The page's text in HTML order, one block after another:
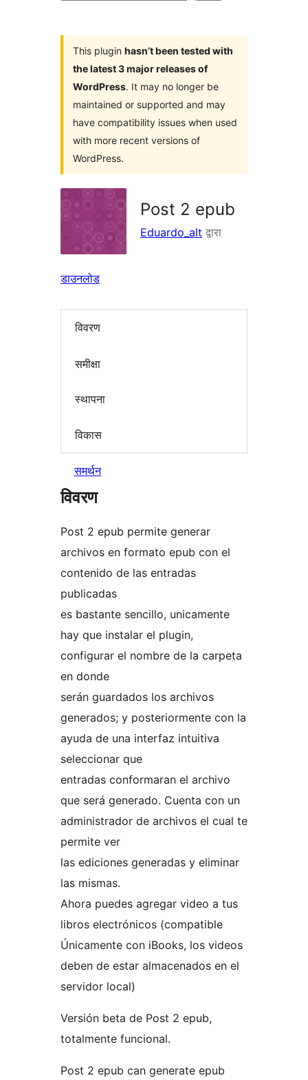
This plugin hasn’t been tested with
the latest 3 major releases of
WordPress. It may no longer be
maintained or supported and may
have compatibility issues when used
with more recent versions of
WordPress.
Post 2 epub
Eduardo_alt द्वारा
डाउनलोड
विवरण
समीक्षा
स्थापना
विकास
समर्थन
विवरण
Post 2 epub permite generar
archivos en formato epub con el
contenido de las entradas
publicadas
es bastante sencillo, unicamente
hay que instalar el plugin,
configurar el nombre de la carpeta
en donde
serán guardados los archivos
generados; y posteriormente con la
ayuda de una interfaz intuitiva
seleccionar que
entradas conformaran el archivo
que será generado. Cuenta con un
administrador de archivos el cual te
permite ver
las ediciones generadas y eliminar
las mismas.
Ahora puedes agregar video a tus
libros electrónicos (compatible
Únicamente con iBooks, los videos
deben de estar almacenados en el
servidor local)
Versión beta de Post 2 epub,
totalmente funcional.
Post 2 epub can generate epub